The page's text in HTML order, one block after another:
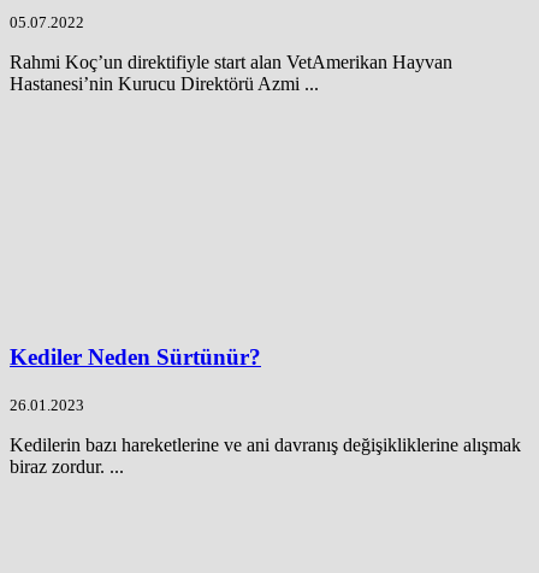
05.07.2022
Rahmi Koç’un direktifiyle start alan VetAmerikan Hayvan
Hastanesi’nin Kurucu Direktörü Azmi ...
Kediler Neden Sürtünür?
26.01.2023
Kedilerin bazı hareketlerine ve ani davranış değişikliklerine alışmak
biraz zordur. ...